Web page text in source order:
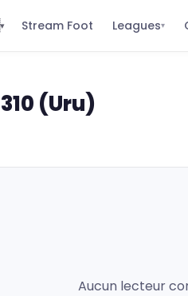
▾ Stream Foot Leagues▾
(Uru)
Aucun lecteur